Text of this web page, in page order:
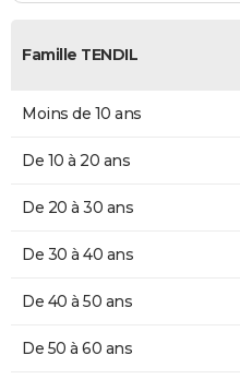
Famille TENDIL
Moins de 10 ans
De 10 à 20 ans
De 20 à 30 ans
De 30 à 40 ans
De 40 à 50 ans
De 50 à 60 ans